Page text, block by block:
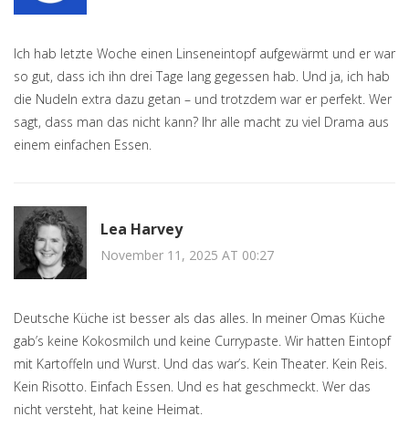
Ich hab letzte Woche einen Linseneintopf aufgewärmt und er war
so gut, dass ich ihn drei Tage lang gegessen hab. Und ja, ich hab
die Nudeln extra dazu getan – und trotzdem war er perfekt. Wer
sagt, dass man das nicht kann? Ihr alle macht zu viel Drama aus
einem einfachen Essen.
Lea Harvey
November 11, 2025 AT 00:27
Deutsche Küche ist besser als das alles. In meiner Omas Küche
gab’s keine Kokosmilch und keine Currypaste. Wir hatten Eintopf
mit Kartoffeln und Wurst. Und das war’s. Kein Theater. Kein Reis.
Kein Risotto. Einfach Essen. Und es hat geschmeckt. Wer das
nicht versteht, hat keine Heimat.